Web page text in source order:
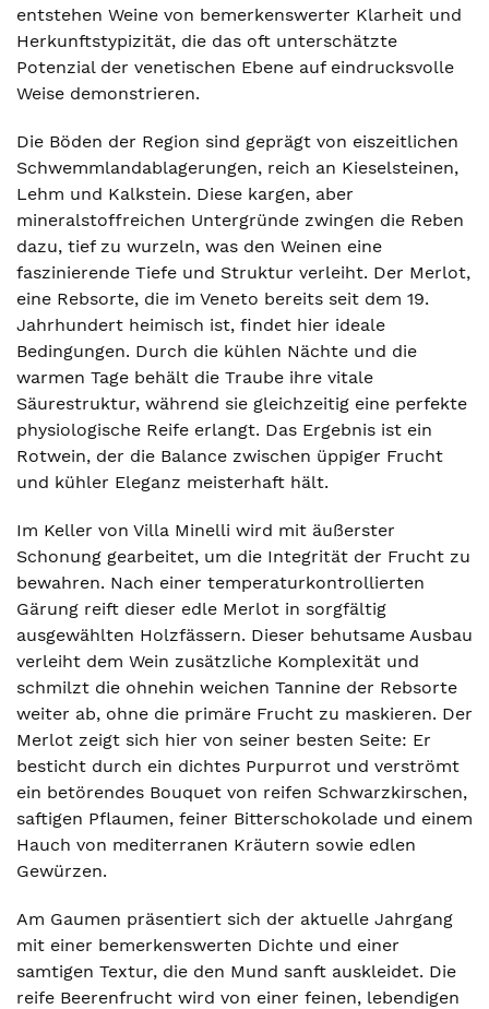
entstehen Weine von bemerkenswerter Klarheit und
Herkunftstypizität, die das oft unterschätzte
Potenzial der venetischen Ebene auf eindrucksvolle
Weise demonstrieren.
Die Böden der Region sind geprägt von eiszeitlichen
Schwemmlandablagerungen, reich an Kieselsteinen,
Lehm und Kalkstein. Diese kargen, aber
mineralstoffreichen Untergründe zwingen die Reben
dazu, tief zu wurzeln, was den Weinen eine
faszinierende Tiefe und Struktur verleiht. Der Merlot,
eine Rebsorte, die im Veneto bereits seit dem 19.
Jahrhundert heimisch ist, findet hier ideale
Bedingungen. Durch die kühlen Nächte und die
warmen Tage behält die Traube ihre vitale
Säurestruktur, während sie gleichzeitig eine perfekte
physiologische Reife erlangt. Das Ergebnis ist ein
Rotwein, der die Balance zwischen üppiger Frucht
und kühler Eleganz meisterhaft hält.
Im Keller von Villa Minelli wird mit äußerster
Schonung gearbeitet, um die Integrität der Frucht zu
bewahren. Nach einer temperaturkontrollierten
Gärung reift dieser edle Merlot in sorgfältig
ausgewählten Holzfässern. Dieser behutsame Ausbau
verleiht dem Wein zusätzliche Komplexität und
schmilzt die ohnehin weichen Tannine der Rebsorte
weiter ab, ohne die primäre Frucht zu maskieren. Der
Merlot zeigt sich hier von seiner besten Seite: Er
besticht durch ein dichtes Purpurrot und verströmt
ein betörendes Bouquet von reifen Schwarzkirschen,
saftigen Pflaumen, feiner Bitterschokolade und einem
Hauch von mediterranen Kräutern sowie edlen
Gewürzen.
Am Gaumen präsentiert sich der aktuelle Jahrgang
mit einer bemerkenswerten Dichte und einer
samtigen Textur, die den Mund sanft auskleidet. Die
reife Beerenfrucht wird von einer feinen, lebendigen